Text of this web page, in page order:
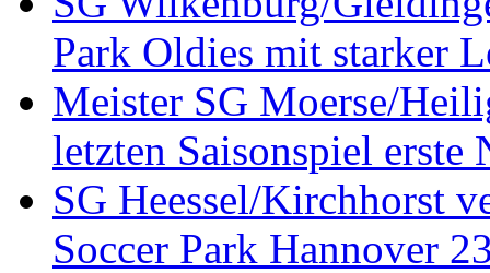
Park Oldies mit starker
Meister SG Moerse/
letzten Saisonspiel erste
SG Heessel/Kirchhorst
Soccer Park Hannover